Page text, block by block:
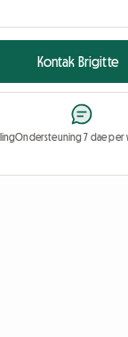
Kontak Brigitte
Ondersteuning 7 dae per